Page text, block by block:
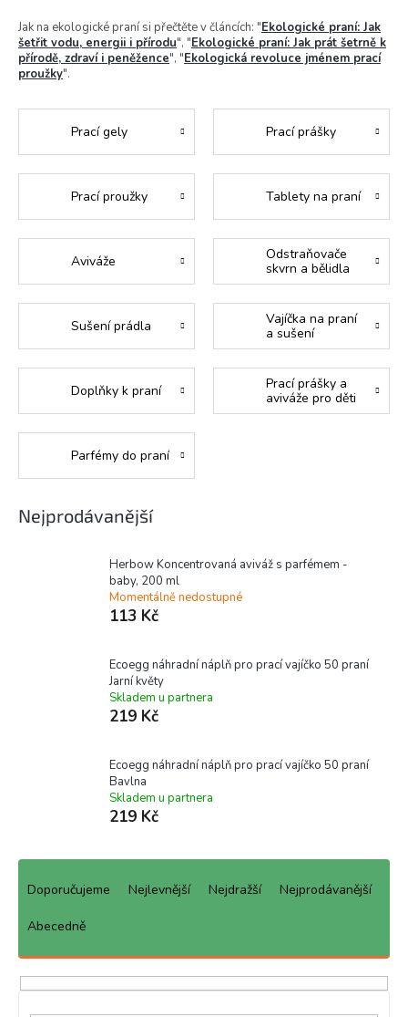
Jak na ekologické praní si přečtěte v článcích: "Ekologické praní: Jak
šetřit vodu, energii i přírodu", "Ekologické praní: Jak prát šetrně k
přírodě, zdraví i peněžence", "Ekologická revoluce jménem prací
proužky".
Prací gely Prací prášky
Prací proužky Tablety na praní
Aviváže
Odstraňovače
skvrn a bělidla
Sušení prádla
Vajíčka na praní
a sušení
Doplňky k praní
Prací prášky a
aviváže pro děti
Parfémy do praní
Nejprodávanější
Herbow Koncentrovaná aviváž s parfémem -
baby, 200 ml
Momentálně nedostupné
113 Kč
Ecoegg náhradní náplň pro prací vajíčko 50 praní
Jarní květy
Skladem u partnera
219 Kč
Ecoegg náhradní náplň pro prací vajíčko 50 praní
Bavlna
Skladem u partnera
219 Kč
Ř
p
Doporučujeme Nejlevnější Nejdražší Nejprodávanější
Abecedně